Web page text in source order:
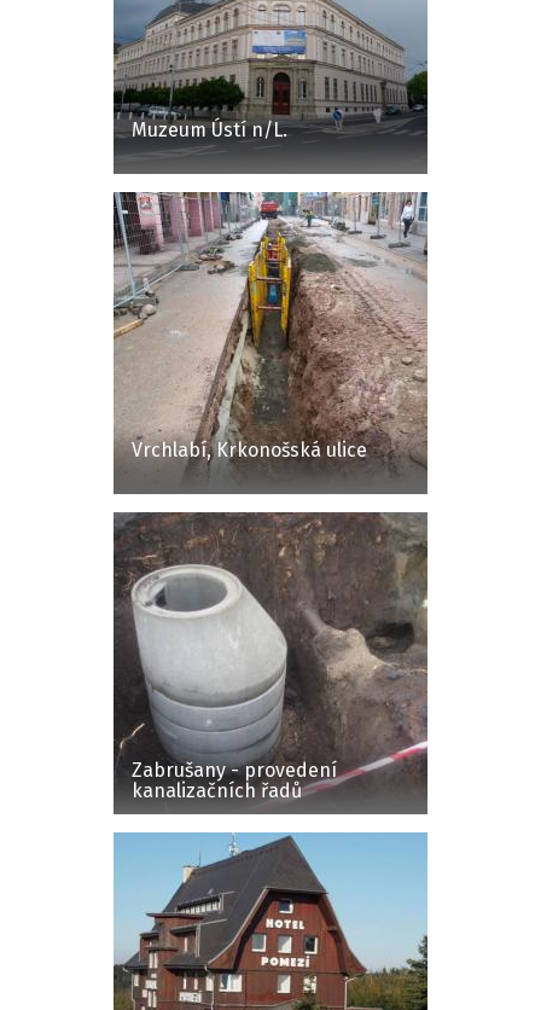
Muzeum Ústí n/L.
Vrchlabí, Krkonošská ulice
Zabrušany - provedení
kanalizačních řadů